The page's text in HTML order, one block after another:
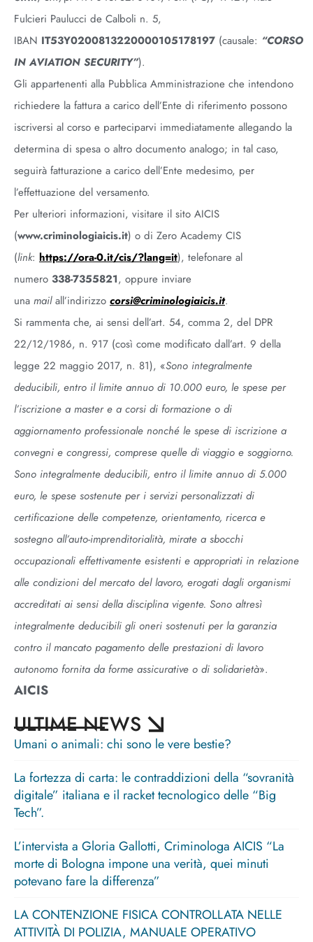
Fulcieri Paulucci de Calboli n. 5,
IBAN IT53Y0200813220000105178197 (causale: “CORSO
IN AVIATION SECURITY”).
Gli appartenenti alla Pubblica Amministrazione che intendono
richiedere la fattura a carico dell’Ente di riferimento possono
iscriversi al corso e parteciparvi immediatamente allegando la
determina di spesa o altro documento analogo; in tal caso,
seguirà fatturazione a carico dell’Ente medesimo, per
l’effettuazione del versamento.
Per ulteriori informazioni, visitare il sito AICIS
(www.criminologiaicis.it) o di Zero Academy CIS
(link: https://ora-0.it/cis/?lang=it), telefonare al
numero 338-7355821, oppure inviare
una mailall’indirizzo corsi@criminologiaicis.it.
Si rammenta che, ai sensi dell’art. 54, comma 2, del DPR
22/12/1986, n. 917 (così come modificato dall’art. 9 della
legge 22 maggio 2017, n. 81), «Sono integralmente
deducibili, entro il limite annuo di 10.000 euro, le spese per
l’iscrizione a master e a corsi di formazione o di
aggiornamento professionale nonché le spese di iscrizione a
convegni e congressi, comprese quelle di viaggio e soggiorno.
Sono integralmente deducibili, entro il limite annuo di 5.000
euro, le spese sostenute per i servizi personalizzati di
certificazione delle competenze, orientamento, ricerca e
sostegno all’auto-imprenditorialità, mirate a sbocchi
occupazionali effettivamente esistenti e appropriati in relazione
alle condizioni del mercato del lavoro, erogati dagli organismi
accreditati ai sensi della disciplina vigente. Sono altresì
integralmente deducibili gli oneri sostenuti per la garanzia
contro il mancato pagamento delle prestazioni di lavoro
autonomo fornita da forme assicurative o di solidarietà».
AICIS
ULTIME NEWS
Umani o animali: chi sono le vere bestie?
La fortezza di carta: le contraddizioni della “sovranità
digitale” italiana e il racket tecnologico delle “Big
Tech”.
L’intervista a Gloria Gallotti, Criminologa AICIS “La
morte di Bologna impone una verità, quei minuti
potevano fare la differenza”
LA CONTENZIONE FISICA CONTROLLATA NELLE
ATTIVITÀ DI POLIZIA, MANUALE OPERATIVO